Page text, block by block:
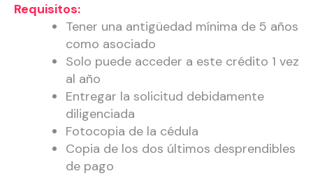
Requisitos:
Tener una antigüedad mínima de 5 años
como asociado
Solo puede acceder a este crédito 1 vez
al año
Entregar la solicitud debidamente
diligenciada
Fotocopia de la cédula
Copia de los dos últimos desprendibles
de pago